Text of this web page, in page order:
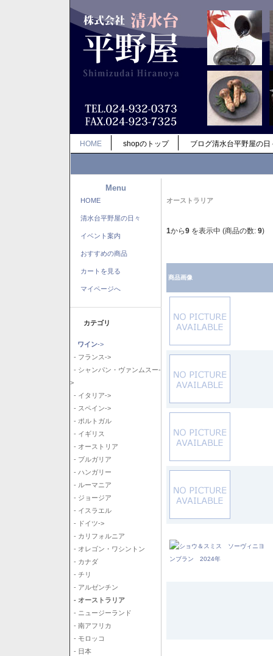
HOME shopのトップ ブログ清水台平野屋の日
Menu
HOME
清水台平野屋の日々
イベント案内
おすすめの商品
カートを見る
マイページへ
カテゴリ
ワイン->
- フランス->
- シャンパン・ヴァンムスー-
>
- イタリア->
- スペイン->
- ポルトガル
- イギリス
- オーストリア
- ブルガリア
- ハンガリー
- ルーマニア
- ジョージア
- イスラエル
- ドイツ->
- カリフォルニア
- オレゴン・ワシントン
- カナダ
- チリ
- アルゼンチン
- オーストラリア
- ニュージーランド
- 南アフリカ
- モロッコ
- 日本
オーストラリア
1から9 を表示中 (商品の数: 9)
商品画像